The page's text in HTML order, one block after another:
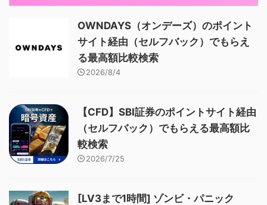
OWNDAYS（オンデーズ）のポイント
サイト経由（セルフバック）でもらえ
る最高額比較検索
2026/8/4
【CFD】SBI証券のポイントサイト経由
（セルフバック）でもらえる最高額比
較検索
2026/7/25
[LV3まで1時間] ゾンビ・パニック